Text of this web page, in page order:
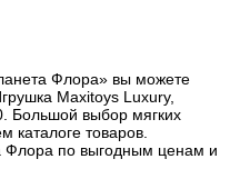
Флора» вы можете
Maxitoys Luxury,
Большой выбор мягких
каталоге товаров.
Флора по выгодным ценам и